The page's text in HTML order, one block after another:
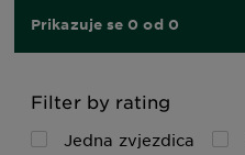
Prikazuje se 0 od 0
Filter by rating
Jedna zvjezdica